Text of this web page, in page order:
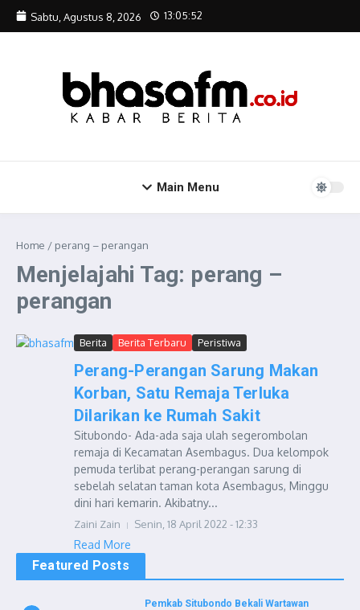
Lewati ke konten
Sabtu, Agustus 8, 2026 13:05:52
Main Menu
Home / perang – perangan
Menjelajahi Tag: perang –
perangan
Berita Berita Terbaru Peristiwa
Perang-Perangan Sarung Makan
Korban, Satu Remaja Terluka
Dilarikan ke Rumah Sakit
Situbondo- Ada-ada saja ulah segerombolan
remaja di Kecamatan Asembagus. Dua kelompok
pemuda terlibat perang-perangan sarung di
sebelah selatan taman kota Asembagus, Minggu
dini hari kemarin. Akibatny...
Zaini Zain Senin, 18 April 2022 - 12:33
Read More
Featured Posts
Pemkab Situbondo Bekali Wartawan